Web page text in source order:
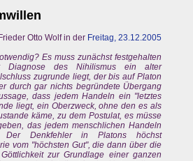
Otto Wolf in der Freitag, 23.12.2005
Es muss zunächst festgehalten
Diagnose des Nihilismus ein alter
zugrunde liegt, der bis auf Platon
durch gar nichts begründete Übergang
dass jedem Handeln ein "letztes
liegt, ein Oberzweck, ohne den es als
käme, zu dem Postulat, es müsse
das jedem menschlichen Handeln
Denkfehler in Platons höchst
vom "höchsten Gut", die dann über die
zur Grundlage einer ganzen